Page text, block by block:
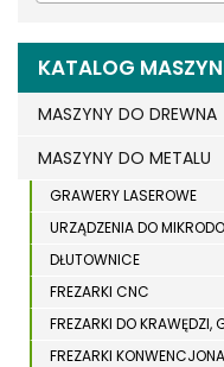
KATALOG MASZYN
MASZYNY DO DREWNA
MASZYNY DO METALU
GRAWERY LASEROWE
URZĄDZENIA DO
DŁUTOWNICE
FREZARKI CNC
FREZARKI DO KRAWĘDZI,
FREZARKI